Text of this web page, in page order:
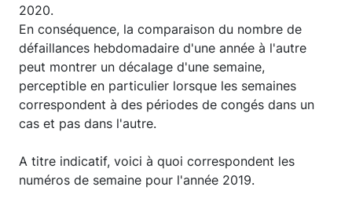
2020.
En conséquence, la comparaison du nombre de
défaillances hebdomadaire d'une année à l'autre
peut montrer un décalage d'une semaine,
perceptible en particulier lorsque les semaines
correspondent à des périodes de congés dans un
cas et pas dans l'autre.
A titre indicatif, voici à quoi correspondent les
numéros de semaine pour l'année 2019.